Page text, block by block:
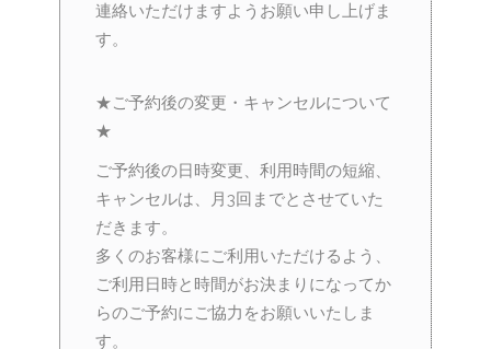
連絡いただけますようお願い申し上げま
す。
★ご予約後の変更・キャンセルについて
★
ご予約後の日時変更、利用時間の短縮、
キャンセルは、月3回までとさせていた
だきます。
多くのお客様にご利用いただけるよう、
ご利用日時と時間がお決まりになってか
らのご予約にご協力をお願いいたしま
す。